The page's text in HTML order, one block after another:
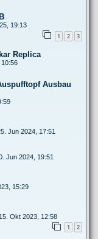
19:13
1 2 3
Replica
10:56
Ausbau
Jun 2024, 17:51
Jun 2024, 19:51
15:29
Okt 2023, 12:58
1 2